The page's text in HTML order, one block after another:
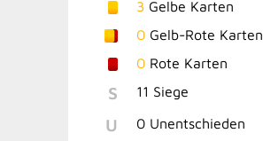
3 Gelbe Karten
0 Gelb-Rote Karten
0 Rote Karten
S 11 Siege
U 0 Unentschieden